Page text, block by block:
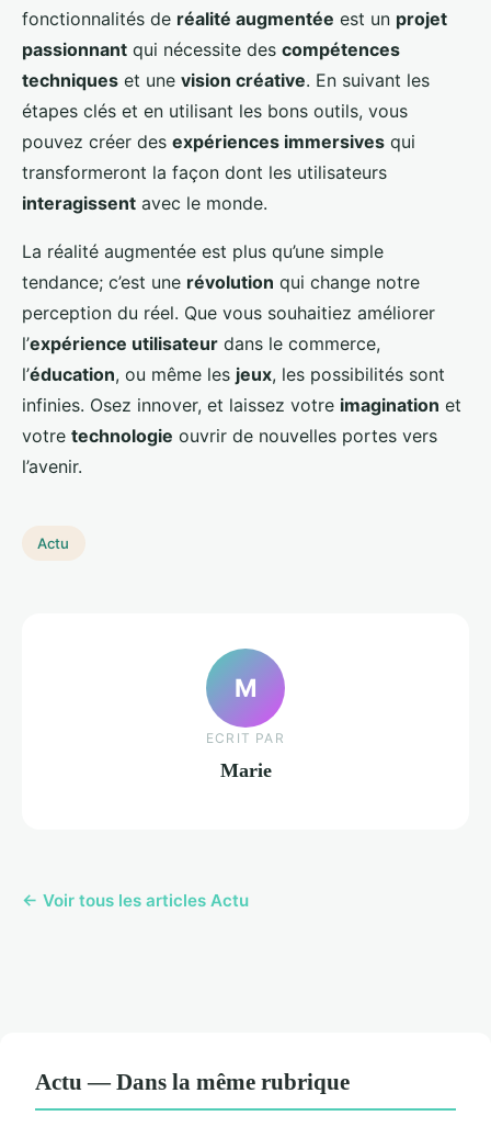
fonctionnalités de réalité augmentée est un projet
passionnant qui nécessite des compétences
techniques et une vision créative. En suivant les
étapes clés et en utilisant les bons outils, vous
pouvez créer des expériences immersives qui
transformeront la façon dont les utilisateurs
interagissent avec le monde.
La réalité augmentée est plus qu’une simple
tendance; c’est une révolution qui change notre
perception du réel. Que vous souhaitiez améliorer
l’expérience utilisateur dans le commerce,
l’éducation, ou même les jeux, les possibilités sont
infinies. Osez innover, et laissez votre imagination et
votre technologie ouvrir de nouvelles portes vers
l’avenir.
Actu
M
ECRIT PAR
Marie
← Voir tous les articles Actu
Actu — Dans la même rubrique